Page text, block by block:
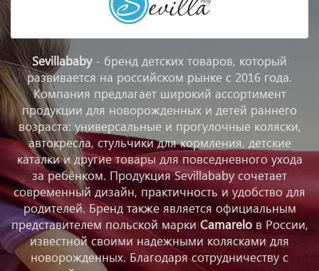
Sevillababy- бренд детских товаров, который
развивается на российском рынке с 2016 года.
Компания предлагает широкий ассортимент
продукции для новорожденных и детей раннего
возраста: универсальные и прогулочные коляски,
автокресла, стульчики для кормления, детские
каталки и другие товары для повседневного ухода
за ребёнком. Продукция Sevillababy сочетает
современный дизайн, практичность и удобство для
родителей. Бренд также является официальным
представителем польской маркиCamareloв России,
известной своими надежными колясками для
новорожденных. Благодаря сотрудничеству с